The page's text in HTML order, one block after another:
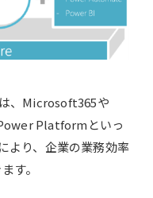
、Microsoft365や
Platformといっ
より、企業の業務効率
す。